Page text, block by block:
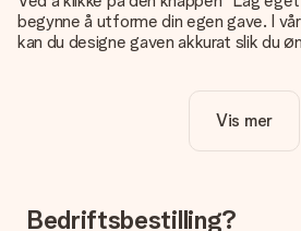
begynne å utforme din egen gave. I
kan du designe gaven akkurat slik du
å gjøre gaven din helt unik.
Er eget design inkludert i prisen?
Vis mer
Bedriftsbestilling?